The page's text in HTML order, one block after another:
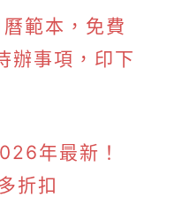
範本，免費
辦事項，印下
年最新！
折扣